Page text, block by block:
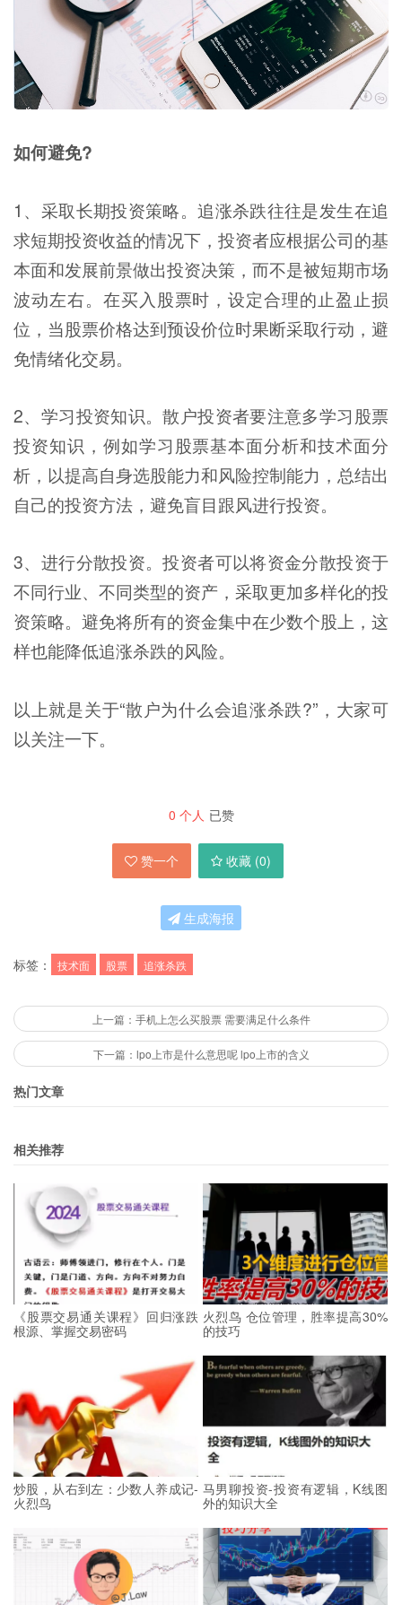
如何避免?
1、采取长期投资策略。追涨杀跌往往是发生在追
求短期投资收益的情况下，投资者应根据公司的基
本面和发展前景做出投资决策，而不是被短期市场
波动左右。在买入股票时，设定合理的止盈止损
位，当股票价格达到预设价位时果断采取行动，避
免情绪化交易。
2、学习投资知识。散户投资者要注意多学习股票
投资知识，例如学习股票基本面分析和技术面分
析，以提高自身选股能力和风险控制能力，总结出
自己的投资方法，避免盲目跟风进行投资。
3、进行分散投资。投资者可以将资金分散投资于
不同行业、不同类型的资产，采取更加多样化的投
资策略。避免将所有的资金集中在少数个股上，这
样也能降低追涨杀跌的风险。
以上就是关于“散户为什么会追涨杀跌?”，大家可
以关注一下。
0 个人 已赞
赞一个 收藏 (0)
生成海报
标签： 技术面 股票 追涨杀跌
上一篇：手机上怎么买股票 需要满足什么条件
下一篇：lpo上市是什么意思呢 lpo上市的含义
热门文章
相关推荐
《股票交易通关课程》回归涨跌
根源、掌握交易密码
火烈鸟 仓位管理，胜率提高30%
的技巧
炒股，从右到左：少数人养成记-
火烈鸟
马男聊投资-投资有逻辑，K线图
外的知识大全